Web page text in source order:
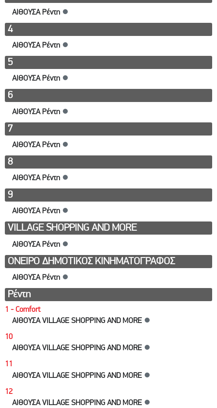
ΑΙΘΟΥΣΑ Ρέντη ●
4
ΑΙΘΟΥΣΑ Ρέντη ●
5
ΑΙΘΟΥΣΑ Ρέντη ●
6
ΑΙΘΟΥΣΑ Ρέντη ●
7
ΑΙΘΟΥΣΑ Ρέντη ●
8
ΑΙΘΟΥΣΑ Ρέντη ●
9
ΑΙΘΟΥΣΑ Ρέντη ●
VILLAGE SHOPPING AND MORE
ΑΙΘΟΥΣΑ Ρέντη ●
ΟΝΕΙΡΟ ΔΗΜΟΤΙΚΟΣ ΚΙΝΗΜΑΤΟΓΡΑΦΟΣ
ΑΙΘΟΥΣΑ Ρέντη ●
Ρέντη
1 - Comfort
ΑΙΘΟΥΣΑ VILLAGE SHOPPING AND MORE ●
10
ΑΙΘΟΥΣΑ VILLAGE SHOPPING AND MORE ●
11
ΑΙΘΟΥΣΑ VILLAGE SHOPPING AND MORE ●
12
ΑΙΘΟΥΣΑ VILLAGE SHOPPING AND MORE ●